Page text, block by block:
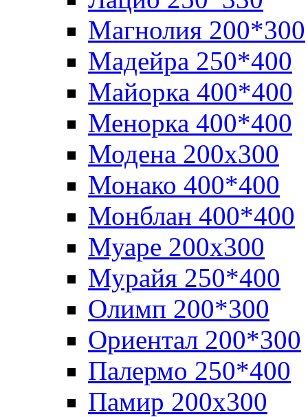
Магнолия 200*300
Мадейра 250*400
Майорка 400*400
Менорка 400*400
Модена 200х300
Монако 400*400
Монблан 400*400
Муаре 200х300
Мурайя 250*400
Олимп 200*300
Ориентал 200*300
Палермо 250*400
Памир 200х300